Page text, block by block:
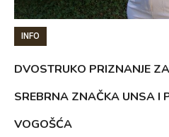
INFO
DVOSTRUKO PRIZNANJE
SREBRNA ZNAČKA UNSA I
VOGOŠĆA